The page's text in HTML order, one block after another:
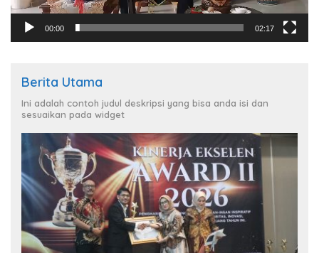
00:00 02:17
Berita Utama
Ini adalah contoh judul deskripsi yang bisa anda isi dan
sesuaikan pada widget